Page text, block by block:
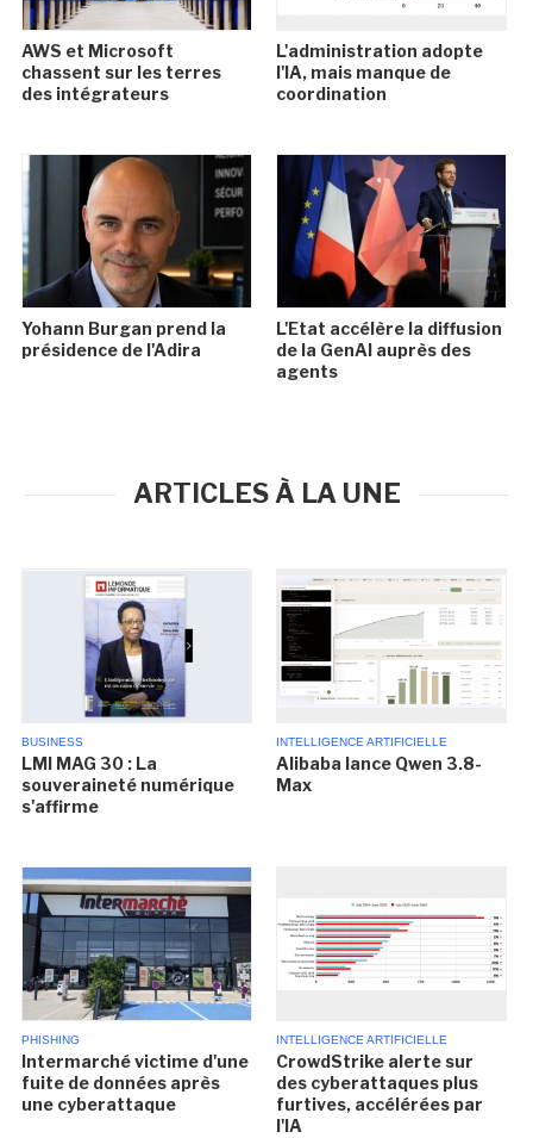
AWS et Microsoft
chassent sur les terres
des intégrateurs
L'administration adopte
l'IA, mais manque de
coordination
Yohann Burgan prend la
présidence de l'Adira
L'Etat accélère la diffusion
de la GenAI auprès des
agents
ARTICLES À LA UNE
BUSINESS
LMI MAG 30 : La
souveraineté numérique
s'affirme
INTELLIGENCE ARTIFICIELLE
Alibaba lance Qwen 3.8-
Max
PHISHING
Intermarché victime d'une
fuite de données après
une cyberattaque
INTELLIGENCE ARTIFICIELLE
CrowdStrike alerte sur
des cyberattaques plus
furtives, accélérées par
l'IA